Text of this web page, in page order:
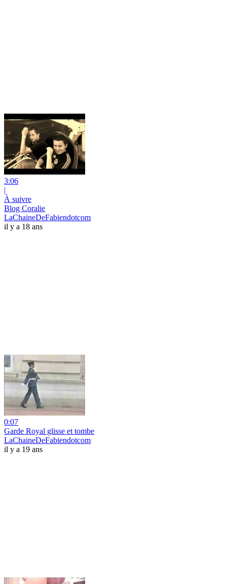
3:06
|
À suivre
Blog Coralie
LaChaineDeFabiendotcom
il y a 18 ans
0:07
Garde Royal glisse et tombe
LaChaineDeFabiendotcom
il y a 19 ans